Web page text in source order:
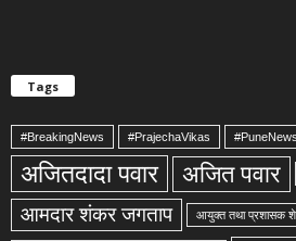
Tags
#BreakingNews #PrajechaVikas #PuneNews
अजितदादा पवार अजित पवार
आमदार शंकर जगताप आयुक्त तथा प्रशासक